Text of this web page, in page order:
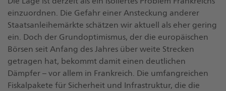
einzuordnen. Die Gefahr einer Ansteckung anderer
Staatsanleihemärkte schätzen wir aktuell als eher gering
ein. Doch der Grundoptimismus, der die europäischen
Börsen seit Anfang des Jahres über weite Strecken
getragen hat, bekommt damit einen deutlichen
Dämpfer – vor allem in Frankreich. Die umfangreichen
Fiskalpakete für Sicherheit und Infrastruktur, die die